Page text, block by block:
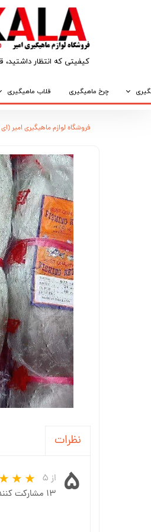
کیفیتی که انتظار داشتید،
چرخ ماهیگیری قلاب ماهیگیری
قلاب سه شاخ
فروشگاه لوازم ماهیگیری امیر
نظرات
۵
از ۵
۱۳ مشارکت کننده